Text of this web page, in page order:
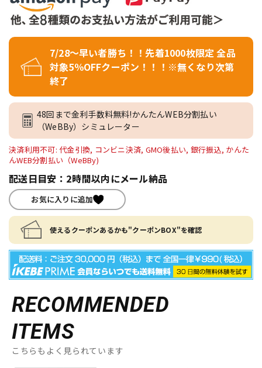
7/28～早い者勝ち！！先着1000枚限定 全品
対象5％OFFクーポン！！！※無くなり次第
終了
48回まで金利手数料無料!かんたんWEB分割払い
（WeBBy）シミュレーター
決済利用不可: 代金引換, コンビニ決済, GMO後払い, 銀行振込, かんた
んWEB分割払い（WeBBy)
配送日目安：2時間以内にメール納品
お気に入りに追加
使えるクーポンあるかも"クーポンBOX"を確認
RECOMMENDED
ITEMS
こちらもよく見られています